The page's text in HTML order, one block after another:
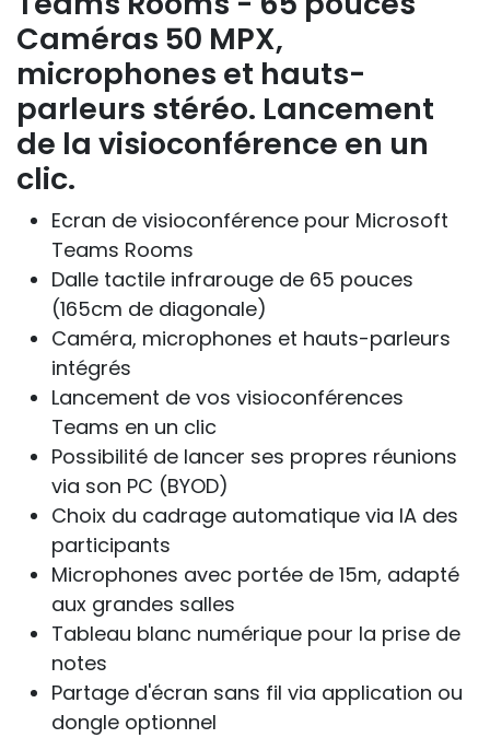
Caméras 50 MPX,
microphones et hauts-
parleurs stéréo. Lancement
de la visioconférence en un
clic.
Ecran de visioconférence pour Microsoft
Teams Rooms
Dalle tactile infrarouge de 65 pouces
(165cm de diagonale)
Caméra, microphones et hauts-parleurs
intégrés
Lancement de vos visioconférences
Teams en un clic
Possibilité de lancer ses propres réunions
via son PC (BYOD)
Choix du cadrage automatique via IA des
participants
Microphones avec portée de 15m, adapté
aux grandes salles
Tableau blanc numérique pour la prise de
notes
Partage d'écran sans fil via application ou
dongle optionnel